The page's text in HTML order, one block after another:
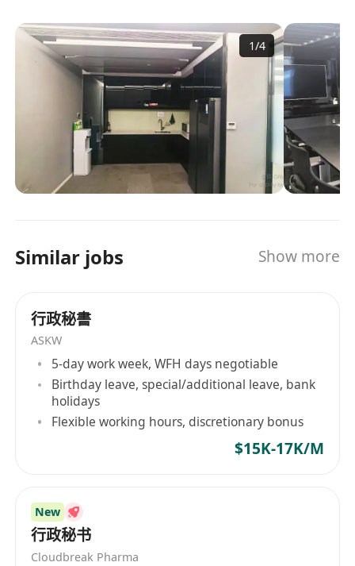
打造引領行業嘅標杆。 我哋深信，真正嘅全球化源
於對每一個本土市場嘅尊重同理解。所以我哋建立
咗一個覆蓋香港、日本、拉丁美洲等關鍵區域嘅協
同網絡。呢個唔單止係業務延伸，更係我哋貼近用
戶、洞察趨勢嘅神經末梢。喺度，你將會加入一場
無國界嘅創新實踐，親身見證產品由0到1，再從1走
向全球嘅完整旅程。 【專業賦能，長期主義】 我哋
喺遊戲、AI同互聯網領域持續深耕。我哋堅持長期
主義，成為企業成長路上最可靠嘅同行者，一齊跨
聽，你嘅想法值得被看見。 一片鼓勵嘗試、激發創
共事，喺實戰中快速晉升，開拓國際視野。 【加入
我哋，共同定義未來】 喺度，你唔單止可以成就一
番事業，更可以同我哋一齊，塑造全球數字生態嘅
未來藍圖。 加入我哋，一齊定義下一個爆款，共同
譜寫屬於我哋嘅全球成功故事。
1/4
Similar jobs Show more
行政秘書
ASKW
5-day work week, WFH days negotiable
Birthday leave, special/additional leave, bank
holidays
Flexible working hours, discretionary bonus
$15K-17K/M
New
行政秘书
Cloudbreak Pharma